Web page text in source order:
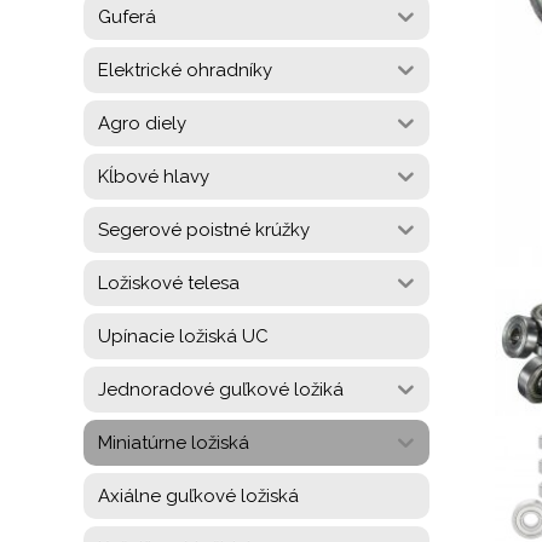
Guferá
Elektrické ohradníky
Agro diely
Kĺbové hlavy
Segerové poistné krúžky
Ložiskové telesa
Upínacie ložiská UC
Jednoradové guľkové ložiká
Miniatúrne ložiská
Axiálne guľkové ložiská